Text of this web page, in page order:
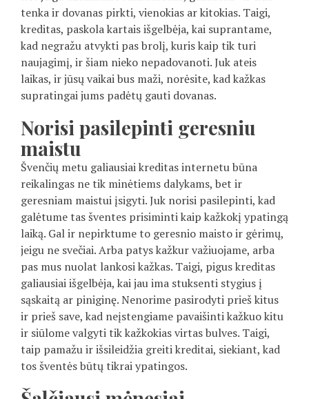
tenka ir dovanas pirkti, vienokias ar kitokias. Taigi,
kreditas, paskola kartais išgelbėja, kai suprantame,
kad negražu atvykti pas brolį, kuris kaip tik turi
naujagimį, ir šiam nieko nepadovanoti. Juk ateis
laikas, ir jūsų vaikai bus maži, norėsite, kad kažkas
supratingai jums padėtų gauti dovanas.
Norisi pasilepinti geresniu
maistu
Švenčių metu galiausiai kreditas internetu būna
reikalingas ne tik minėtiems dalykams, bet ir
geresniam maistui įsigyti. Juk norisi pasilepinti, kad
galėtume tas šventes prisiminti kaip kažkokį ypatingą
laiką. Gal ir nepirktume to geresnio maisto ir gėrimų,
jeigu ne svečiai. Arba patys kažkur važiuojame, arba
pas mus nuolat lankosi kažkas. Taigi, pigus kreditas
galiausiai išgelbėja, kai jau ima stuksenti stygius į
sąskaitą ar piniginę. Nenorime pasirodyti prieš kitus
ir prieš save, kad neįstengiame pavaišinti kažkuo kitu
ir siūlome valgyti tik kažkokias virtas bulves. Taigi,
taip pamažu ir išsileidžia greiti kreditai, siekiant, kad
tos šventės būtų tikrai ypatingos.